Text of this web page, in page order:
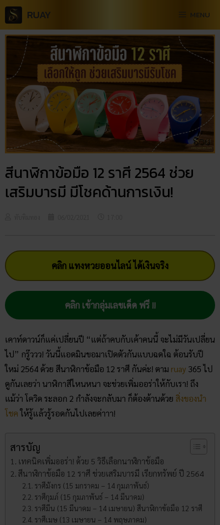
RUAY MENU
สีนาฬิกา​ข้อมือ​ 12​ ราศี 2564 ช่วย
เสริมบารมี มีโชคด้านการเงิน!
คลิก แทงหวยออนไลน์ ได้เงินจริง
คลิก เข้ากลุ่มเลขเด็ด ฟรี !!
เคาท์ดาวน์ก็แค่เปลี่ยนปี “แต่ถ้าคบกับเค้าคนนี้ จะไม่มีวันเปลี่ยน
ไป” กรู๊ววว! วันนี้แอดมินขอมาเปิดตัวกันแบบฉดใฉ ต้อนรับปี
ใหม่ 2564 ด้วย สีนาฬิกา​ข้อมือ​ 12​ ราศี กันค่ะ! ตาม ruay 365 ไป
ดูกันเลยว่า นาฬิกาสีไหนหนา จะช่วยเพิ่มออร่าให้กับเรา! ถึง
แม้ว่า โควิด ระลอก 2 กำลังจะกลับมา ก็ต้องต้านด้วย สิ่งของนำ
โชคให้รู้แล้วรู้รอดกันไปเลยค่าาา!
สารบัญ
เทคนิคเพิ่มออร่า! ด้วย 5 วิธีเลือกนาฬิกา​ข้อมือ
สีนาฬิกา​ข้อมือ​ 12​ ราศี ช่วยเสริมบารมี เรียกทรัพย์ ปี 2564
ราศีมังกร (15 มกราคม – 14 กุมภาพันธ์)
ราศีกุมภ์ (15 กุมภาพันธ์ – 14 มีนาคม)
ราศีมีน (15 มีนาคม – 14 เมษายน) สีนาฬิกา​ข้อมือ​ 12​ ราศี
ราศีเมษ (13 เมษายน – 14 พฤษภาคม)